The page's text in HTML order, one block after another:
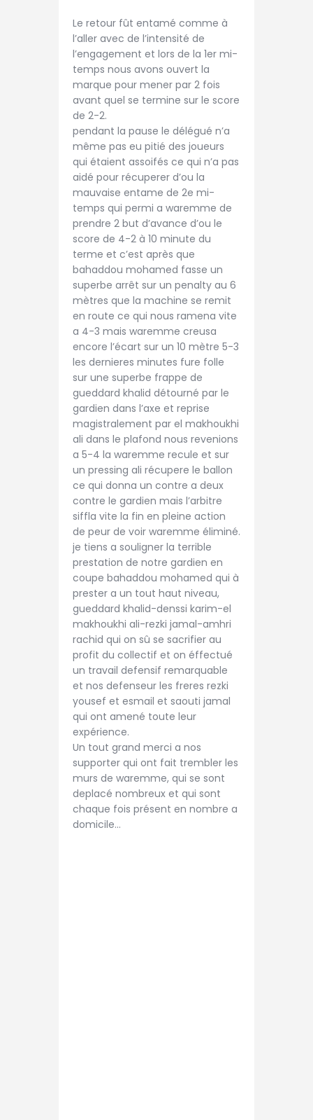
Le retour fût entamé comme à
l’aller avec de l’intensité de
l’engagement et lors de la 1er mi-
temps nous avons ouvert la
marque pour mener par 2 fois
avant quel se termine sur le score
de 2-2.
pendant la pause le délégué n’a
même pas eu pitié des joueurs
qui étaient assoifés ce qui n’a pas
aidé pour récuperer d’ou la
mauvaise entame de 2e mi-
temps qui permi a waremme de
prendre 2 but d’avance d’ou le
score de 4-2 à 10 minute du
terme et c’est après que
bahaddou mohamed fasse un
superbe arrêt sur un penalty au 6
mètres que la machine se remit
en route ce qui nous ramena vite
a 4-3 mais waremme creusa
encore l’écart sur un 10 mètre 5-3
les dernieres minutes fure folle
sur une superbe frappe de
gueddard khalid détourné par le
gardien dans l’axe et reprise
magistralement par el makhoukhi
ali dans le plafond nous revenions
a 5-4 la waremme recule et sur
un pressing ali récupere le ballon
ce qui donna un contre a deux
contre le gardien mais l’arbitre
siffla vite la fin en pleine action
de peur de voir waremme éliminé.
je tiens a souligner la terrible
prestation de notre gardien en
coupe bahaddou mohamed qui à
prester a un tout haut niveau,
gueddard khalid-denssi karim-el
makhoukhi ali-rezki jamal-amhri
rachid qui on sû se sacrifier au
profit du collectif et on éffectué
un travail defensif remarquable
et nos defenseur les freres rezki
yousef et esmail et saouti jamal
qui ont amené toute leur
expérience.
Un tout grand merci a nos
supporter qui ont fait trembler les
murs de waremme, qui se sont
deplacé nombreux et qui sont
chaque fois présent en nombre a
domicile…